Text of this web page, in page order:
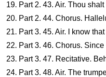
19. Part 2. 43. Air. Thou
20. Part 2. 44. Chorus.
21. Part 3. 45. Air. I know
22. Part 3. 46. Chorus.
23. Part 3. 47. Recitative.
24. Part 3. 48. Air. The